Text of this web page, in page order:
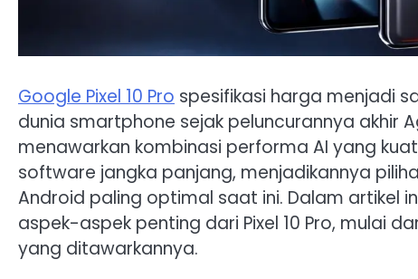
Google Pixel 10 Pro spesifikasi harga menjadi
dunia smartphone sejak peluncurannya akhir
menawarkan kombinasi performa AI yang
software jangka panjang, menjadikannya
Android paling optimal saat ini. Dalam artikel
aspek-aspek penting dari Pixel 10 Pro, mulai
yang ditawarkannya.